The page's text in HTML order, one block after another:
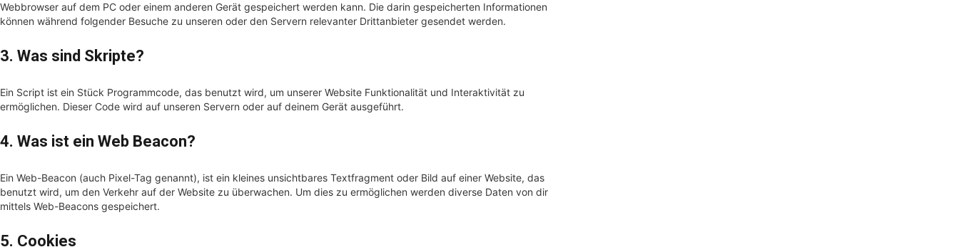
Webbrowser auf dem PC oder einem anderen Gerät gespeichert werden kann. Die darin gespeicherten Informationen
können während folgender Besuche zu unseren oder den Servern relevanter Drittanbieter gesendet werden.
3. Was sind Skripte?
Ein Script ist ein Stück Programmcode, das benutzt wird, um unserer Website Funktionalität und Interaktivität zu
ermöglichen. Dieser Code wird auf unseren Servern oder auf deinem Gerät ausgeführt.
4. Was ist ein Web Beacon?
Ein Web-Beacon (auch Pixel-Tag genannt), ist ein kleines unsichtbares Textfragment oder Bild auf einer Website, das
benutzt wird, um den Verkehr auf der Website zu überwachen. Um dies zu ermöglichen werden diverse Daten von dir
mittels Web-Beacons gespeichert.
5. Cookies